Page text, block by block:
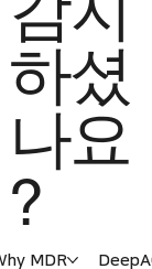
하셨
나요
?
MDR